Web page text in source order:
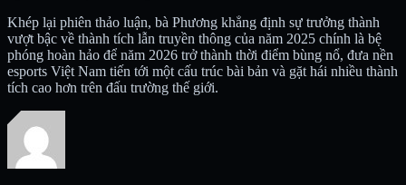
Khép lại phiên thảo luận, bà Phương khẳng định sự trưởng thành
vượt bậc về thành tích lẫn truyền thông của năm 2025 chính là bệ
phóng hoàn hảo để năm 2026 trở thành thời điểm bùng nổ, đưa nền
esports Việt Nam tiến tới một cấu trúc bài bản và gặt hái nhiều thành
tích cao hơn trên đấu trường thế giới.